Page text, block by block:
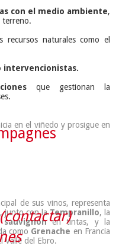
con el medio ambiente,
terreno.
recursos naturales como el
intervencionistas.
que gestionan la
en el viñedo y prosigue en
de sus vinos, representa
junto con laTempranillo, la
en tintas, y la
como Grenache en Francia
Valle del Ebro.